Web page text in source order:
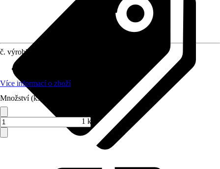
č. výrobku
Více informací o zboží
Množství (ks)
1 ks